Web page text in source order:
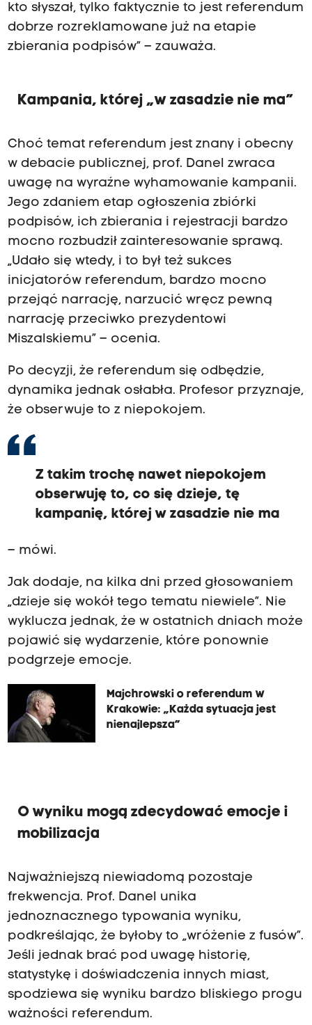
kto słyszał, tylko faktycznie to jest referendum
dobrze rozreklamowane już na etapie
zbierania podpisów” – zauważa.
Kampania, której „w zasadzie nie ma”
Choć temat referendum jest znany i obecny
w debacie publicznej, prof. Danel zwraca
uwagę na wyraźne wyhamowanie kampanii.
Jego zdaniem etap ogłoszenia zbiórki
podpisów, ich zbierania i rejestracji bardzo
mocno rozbudził zainteresowanie sprawą.
„Udało się wtedy, i to był też sukces
inicjatorów referendum, bardzo mocno
przejąć narrację, narzucić wręcz pewną
narrację przeciwko prezydentowi
Miszalskiemu” – ocenia.
Po decyzji, że referendum się odbędzie,
dynamika jednak osłabła. Profesor przyznaje,
że obserwuje to z niepokojem.
Z takim trochę nawet niepokojem
obserwuję to, co się dzieje, tę
kampanię, której w zasadzie nie ma
– mówi.
Jak dodaje, na kilka dni przed głosowaniem
„dzieje się wokół tego tematu niewiele”. Nie
wyklucza jednak, że w ostatnich dniach może
pojawić się wydarzenie, które ponownie
podgrzeje emocje.
Majchrowski o referendum w
Krakowie: „Każda sytuacja jest
nienajlepsza”
O wyniku mogą zdecydować emocje i
mobilizacja
Najważniejszą niewiadomą pozostaje
frekwencja. Prof. Danel unika
jednoznacznego typowania wyniku,
podkreślając, że byłoby to „wróżenie z fusów”.
Jeśli jednak brać pod uwagę historię,
statystykę i doświadczenia innych miast,
spodziewa się wyniku bardzo bliskiego progu
ważności referendum.